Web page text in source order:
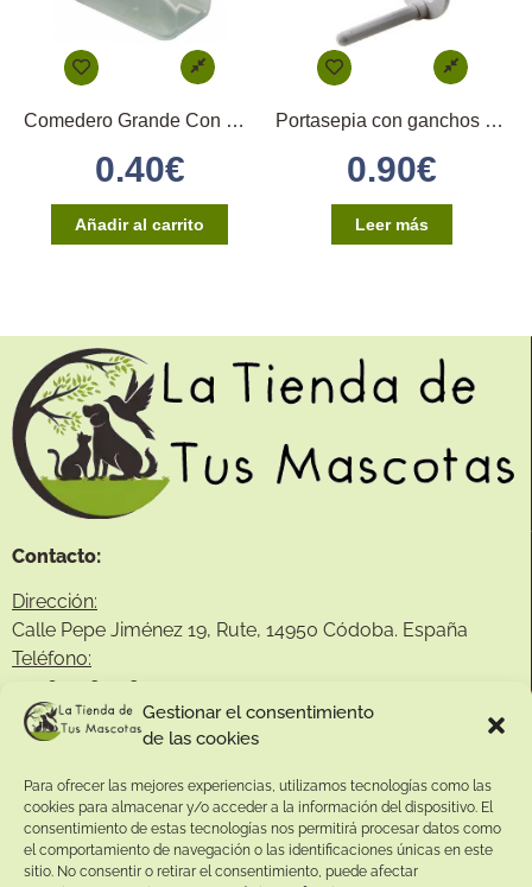
Gestionar el consentimiento
de las cookies
Para ofrecer las mejores experiencias, utilizamos tecnologías como las
cookies para almacenar y/o acceder a la información del dispositivo. El
consentimiento de estas tecnologías nos permitirá procesar datos como
el comportamiento de navegación o las identificaciones únicas en este
sitio. No consentir o retirar el consentimiento, puede afectar
Comedero Grande Con Enganche Directo
0.40€
Añadir al carrito
Portasepia con ganchos en plástico
0.90€
Leer más
Contacto:
Dirección:
Calle Pepe Jiménez 19, Rute, 14950 Códoba. España
Teléfono:
641081328
Email:
info@
latiendadetusmascotas.com
Enlaces de interés:
Aviso Legal
Términos y condiciones